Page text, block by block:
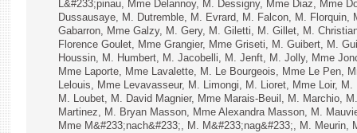
L&#233;pinau, Mme Delannoy, M. Dessigny, Mme Diaz, Mme
Dussausaye, M. Dutremble, M. Evrard, M. Falcon, M. Florquin,
Gabarron, Mme Galzy, M. Gery, M. Giletti, M. Gillet, M.
Florence Goulet, Mme Grangier, Mme Griseti, M. Guibert, M.
Houssin, M. Humbert, M. Jacobelli, M. Jenft, M. Jolly, Mme
Mme Laporte, Mme Lavalette, M. Le Bourgeois, Mme Le Pen,
Lelouis, Mme Levavasseur, M. Limongi, M. Lioret, Mme Loir,
M. Loubet, M. David Magnier, Mme Marais-Beuil, M. Marchio,
Martinez, M. Bryan Masson, Mme Alexandra Masson, M.
Mme M&#233;nach&#233;, M. M&#233;nag&#233;, M. Meurin,